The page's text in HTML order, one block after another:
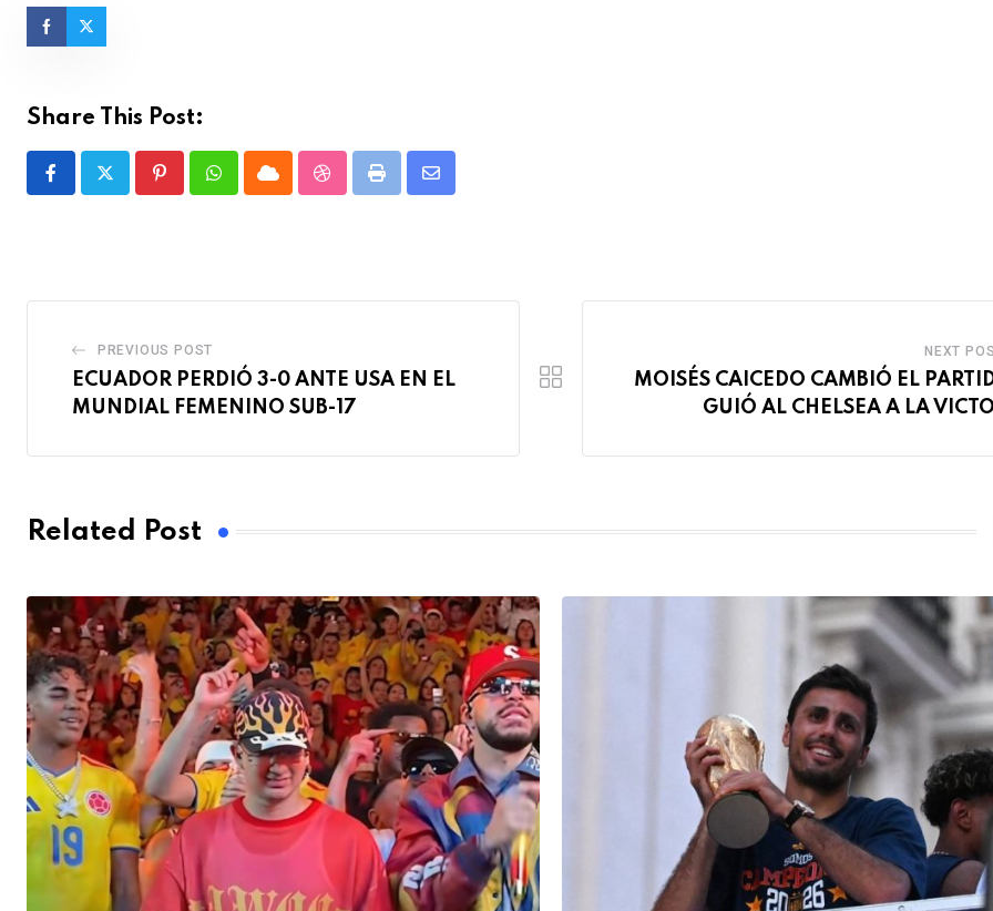
Share This Post:
PinterestWhatsappCloud StumbleUpon
Print
Share
PREVIOUS POST
ECUADOR PERDIÓ 3-0 ANTE USA EN EL
MUNDIAL FEMENINO SUB-17
NEXT
MOISÉS CAICEDO CAMBIÓ EL
GUIÓ AL CHELSEA A LA
Related Post